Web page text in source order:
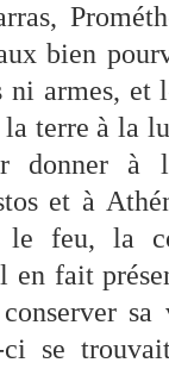
bien
ni armes,
terre à la
donner
et à
feu, la
fait
se